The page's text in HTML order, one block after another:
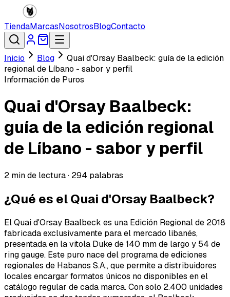
TiendaMarcasNosotrosBlogContacto
Inicio Blog
Quai d'Orsay Baalbeck: guía de la edición
regional de Líbano - sabor y perfil
Información de Puros
Quai d'Orsay Baalbeck:
guía de la edición regional
de Líbano - sabor y perfil
2 min de lectura · 294 palabras
¿Qué es el Quai d'Orsay Baalbeck?
El Quai d'Orsay Baalbeck es una Edición Regional de 2018
fabricada exclusivamente para el mercado libanés,
presentada en la vitola Duke de 140 mm de largo y 54 de
ring gauge. Este puro nace del programa de ediciones
regionales de Habanos S.A., que permite a distribuidores
locales encargar formatos únicos no disponibles en el
catálogo regular de cada marca. Con solo 2.400 unidades